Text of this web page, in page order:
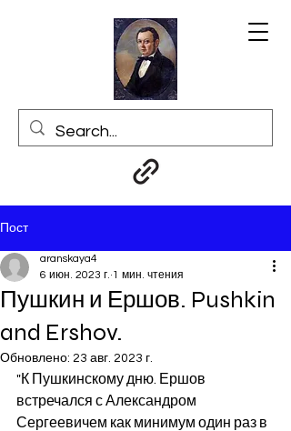
Пост
Пушкин и Ершов. Pushkin
and Ershov.
aranskaya4
6 июн. 2023 г. 1 мин. чтения
Обновлено: 23 авг. 2023 г.
"К Пушкинскому дню. Ершов
встречался с Александром
Сергеевичем как минимум один раз в